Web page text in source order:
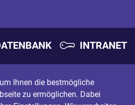
INTRANET
Ihnen die bestmögliche
zu ermöglichen. Dabei